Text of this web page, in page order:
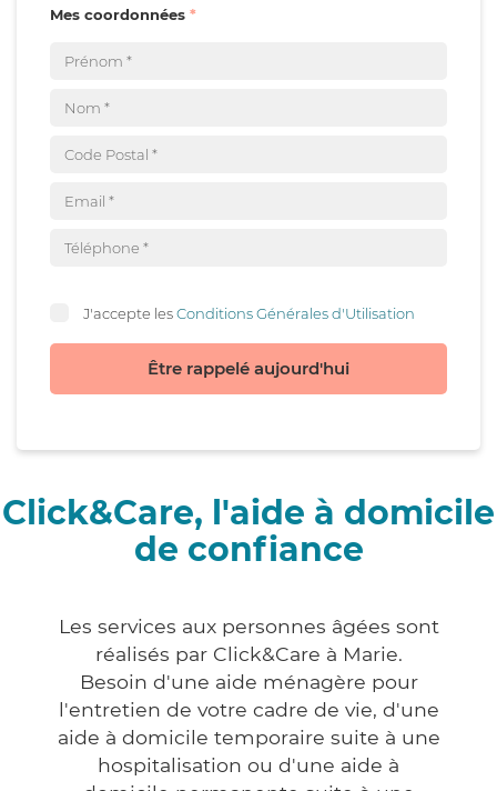
Mes coordonnées
J'accepte lesConditions Générales d'Utilisation
Être rappelé aujourd'hui
Click&Care, l'aide à domicile
de confiance
Les services aux personnes âgées sont
réalisés par Click&Care à Marie.
Besoin d'une aide ménagère pour
l'entretien de votre cadre de vie, d'une
aide à domicile temporaire suite à une
hospitalisation ou d'une aide à